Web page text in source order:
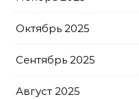
Октябрь 2025
Сентябрь 2025
Август 2025